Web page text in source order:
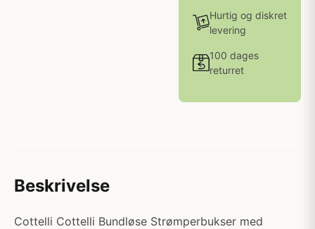
Hurtig og diskret
levering
100 dages
returret
Beskrivelse
Cottelli Cottelli Bundløse Strømperbukser med